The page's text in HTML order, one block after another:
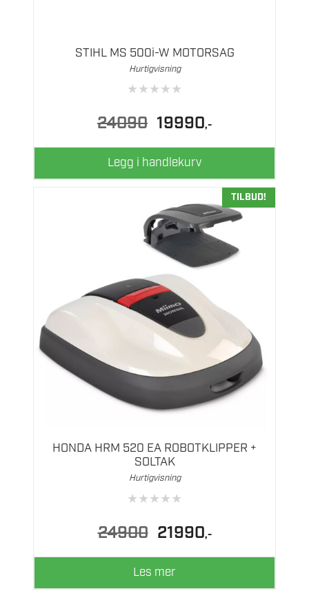
STIHL MS 500i-W MOTORSAG
Hurtigvisning
★★★★★
24090
Opprinnelig
pris
var:
24090.
19990pris
er:
,-
Legg i handlekurv
TILBUD!
HONDA HRM 520 EA ROBOTKLIPPER +
SOLTAK
Hurtigvisning
★★★★★
24900
Opprinnelig
pris
var:
24900.
21990Nåværende
pris
er:
,-
Les mer